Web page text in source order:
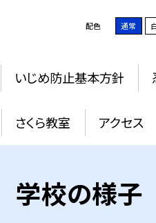
配色 通常
いじめ防止基本方針
さくら教室 アクセス
学校の様子